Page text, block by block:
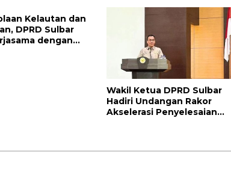
Kelautan dan
DPRD Sulbar
dengan
Wakil Ketua DPRD Sulbar
Hadiri Undangan Rakor
Akselerasi Penyelesaian